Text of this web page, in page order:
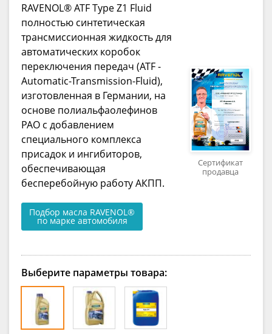
RAVENOL® ATF Type Z1 Fluid
полностью синтетическая
трансмиссионная жидкость для
автоматических коробок
переключения передач (ATF -
Automatic-Transmission-Fluid),
изготовленная в Германии, на
основе полиальфаолефинов
PAO с добавлением
специального комплекса
присадок и ингибиторов,
обеспечивающая
бесперебойную работу АКПП.
Подбор масла RAVENOL®
по марке автомобиля
Сертификат
продавца
Выберите параметры товара: